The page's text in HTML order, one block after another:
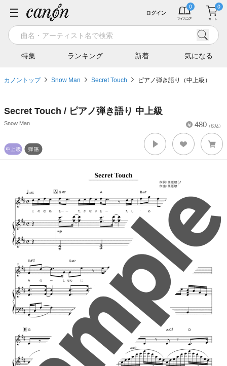
特集 ランキング 新着 気になる
ログイン
カノントップ Snow Man Secret Touch ピアノ弾き語り（中上級）
Secret Touch / ピアノ弾き語り 中上級
Snow Man 480 （税込）